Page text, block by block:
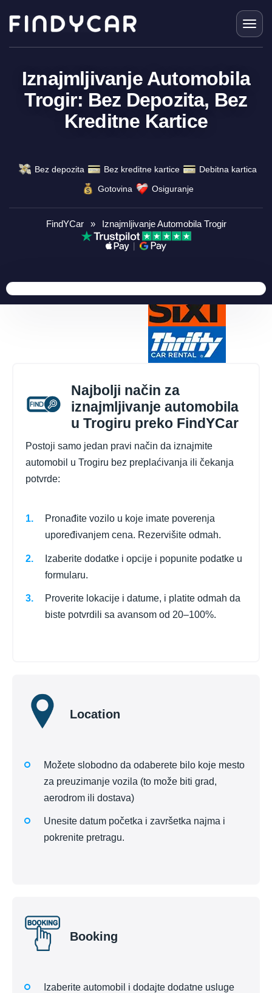
content
Iznajmljivanje Automobila
Trogir: Bez Depozita, Bez
Kreditne Kartice
Bez depozita Bez kreditne kartice
Debitna kartica
Gotovina
Osiguranje
FindYCar » Iznajmljivanje Automobila Trogir
Najbolji način za
iznajmljivanje automobila
u Trogiru preko FindYCar
Postoji samo jedan pravi način da iznajmite
automobil u Trogiru bez preplaćivanja ili čekanja
potvrde:
Pronađite vozilo u koje imate poverenja
upoređivanjem cena. Rezervišite odmah.
Izaberite dodatke i opcije i popunite podatke u
formularu.
Proverite lokacije i datume, i platite odmah da
biste potvrdili sa avansom od 20–100%.
Location
Možete slobodno da odaberete bilo koje mesto
za preuzimanje vozila (to može biti grad,
aerodrom ili dostava)
Unesite datum početka i završetka najma i
pokrenite pretragu.
Booking
Izaberite automobil i dodajte dodatne usluge